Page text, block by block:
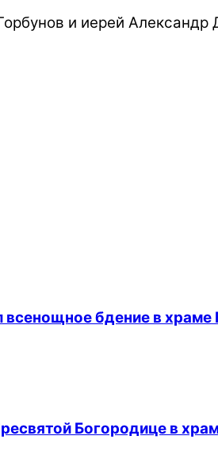
и иерей Александр
бдение в храме
Богородице в